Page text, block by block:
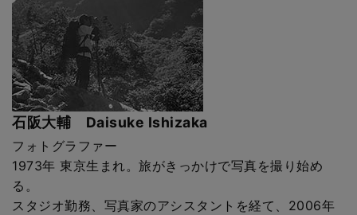
石阪大輔 Daisuke Ishizaka
フォトグラファー
1973年 東京生まれ。旅がきっかけで写真を撮り始め
る。
スタジオ勤務、写真家のアシスタントを経て、2006年